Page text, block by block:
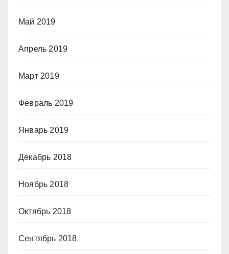
Май 2019
Апрель 2019
Март 2019
Февраль 2019
Январь 2019
Декабрь 2018
Ноябрь 2018
Октябрь 2018
Сентябрь 2018